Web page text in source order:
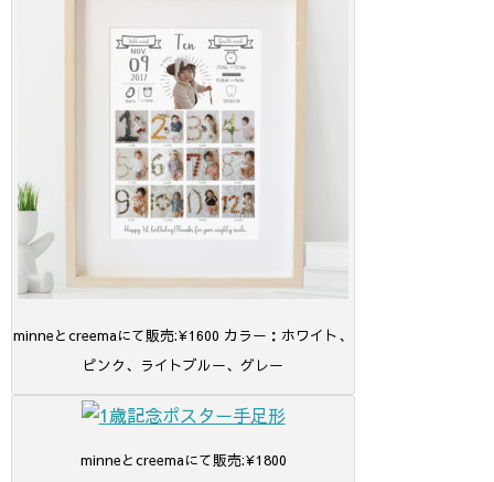
minneとcreemaにて販売:¥1600 カラー：ホワイト、
ピンク、ライトブルー、グレー
minneとcreemaにて販売:¥1800